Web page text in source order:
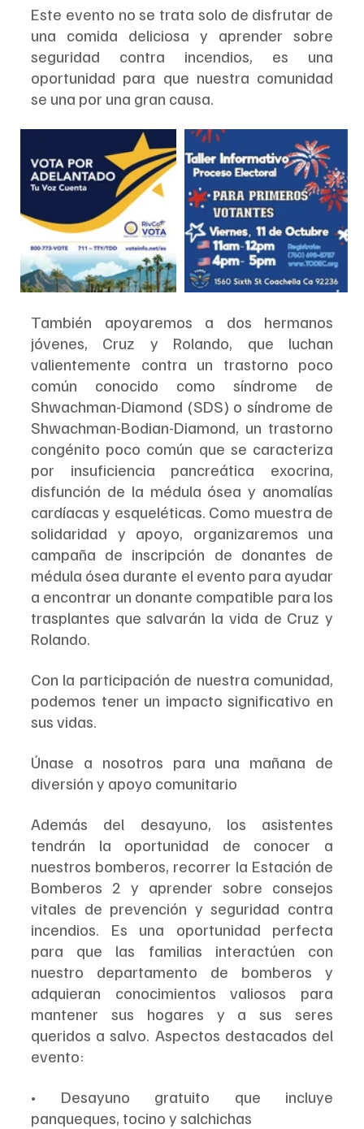
Este evento no se trata solo de disfrutar de
una comida deliciosa y aprender sobre
seguridad contra incendios, es una
oportunidad para que nuestra comunidad
se una por una gran causa.
También apoyaremos a dos hermanos
jóvenes, Cruz y Rolando, que luchan
valientemente contra un trastorno poco
común conocido como síndrome de
Shwachman-Diamond (SDS) o síndrome de
Shwachman-Bodian-Diamond, un trastorno
congénito poco común que se caracteriza
por insuficiencia pancreática exocrina,
disfunción de la médula ósea y anomalías
cardíacas y esqueléticas. Como muestra de
solidaridad y apoyo, organizaremos una
campaña de inscripción de donantes de
médula ósea durante el evento para ayudar
a encontrar un donante compatible para los
trasplantes que salvarán la vida de Cruz y
Rolando.
Con la participación de nuestra comunidad,
podemos tener un impacto significativo en
sus vidas.
Únase a nosotros para una mañana de
diversión y apoyo comunitario
Además del desayuno, los asistentes
tendrán la oportunidad de conocer a
nuestros bomberos, recorrer la Estación de
Bomberos 2 y aprender sobre consejos
vitales de prevención y seguridad contra
incendios. Es una oportunidad perfecta
para que las familias interactúen con
nuestro departamento de bomberos y
adquieran conocimientos valiosos para
mantener sus hogares y a sus seres
queridos a salvo. Aspectos destacados del
evento:
• Desayuno gratuito que incluye
panqueques, tocino y salchichas